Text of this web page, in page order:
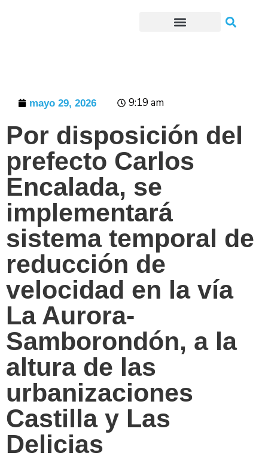
mayo 29, 2026 9:19 am
Por disposición del
prefecto Carlos
Encalada, se
implementará
sistema temporal de
reducción de
velocidad en la vía
La Aurora-
Samborondón, a la
altura de las
urbanizaciones
Castilla y Las
Delicias